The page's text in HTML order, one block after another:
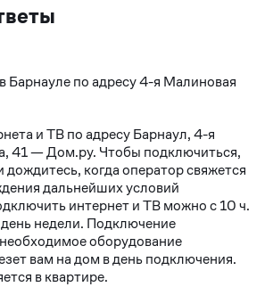
Барнауле по адресу 4-я Малиновая
и ТВ по адресу Барнаул, 4-я
41 — Дом.ру. Чтобы подключиться,
дождитесь, когда оператор свяжется
дальнейших условий
интернет и ТВ можно с 10 ч.
недели. Подключение
оборудование
вам на дом в день подключения.
в квартире.